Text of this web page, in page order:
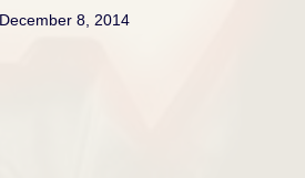
December 8, 2014